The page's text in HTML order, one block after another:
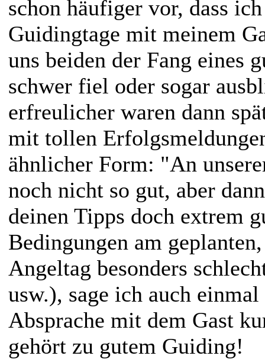
schon häufiger vor, dass
Guidingtage mit meinem
uns beiden der Fang eines
schwer fiel oder sogar
erfreulicher waren dann
mit tollen
ähnlicher Form: "An
noch nicht so gut, aber
deinen Tipps doch extrem
Bedingungen am
Angeltag besonders
usw.), sage ich auch
Absprache mit dem Gast
gehört zu gutem Guiding!